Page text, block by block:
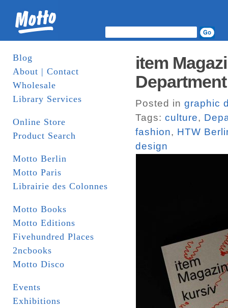
Blog
About | Contact
Wholesale
Library Services
Online Store
Product Search
Motto Berlin
Motto Paris
Librairie des Colonnes
Motto Books
Motto Editions
Fivehundred Places
2ncbooks
Motto Disco
Events
Exhibitions
item
Posted in graphic
Tags: culture,
fashion, HTW
design